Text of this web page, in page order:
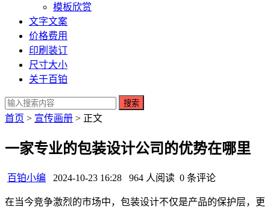
模板欣赏
文字文案
价格费用
印刷装订
尺寸大小
关于百铂
搜索
首页 > 宣传画册 > 正文
一家专业的包装设计公司的优势在哪里
百铂小编 2024-10-23 16:28 964 人阅读 0 条评论
在当今竞争激烈的市场中，包装设计不仅是产品的保护层，更